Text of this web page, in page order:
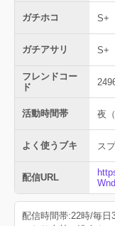
ガチホコ S+
ガチアサリ S+
フレンドコー
ド
活動時間帯 夜
よく使うブキ ス
配信URL
配信時間帯:22時/毎日